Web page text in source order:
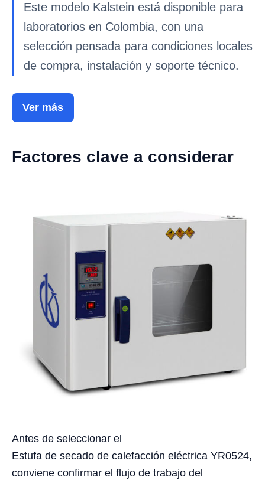
Este modelo Kalstein está disponible para
laboratorios en Colombia, con una
selección pensada para condiciones locales
de compra, instalación y soporte técnico.
Ver más
Factores clave a considerar
Antes de seleccionar el
Estufa de secado de calefacción eléctrica YR0524,
conviene confirmar el flujo de trabajo del